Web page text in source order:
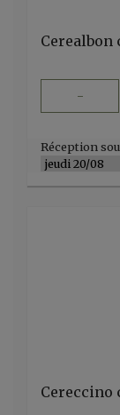
Cerealbon
-
Réception
Cereccino